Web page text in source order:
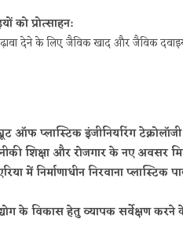
को प्रोत्साहन:
देने के लिए जैविक खाद और जैविक
ऑफ प्लास्टिक इंजीनियरिंग
शिक्षा और रोजगार के नए अवसर
में निर्माणाधीन निरवाना
के विकास हेतु व्यापक सर्वेक्षण